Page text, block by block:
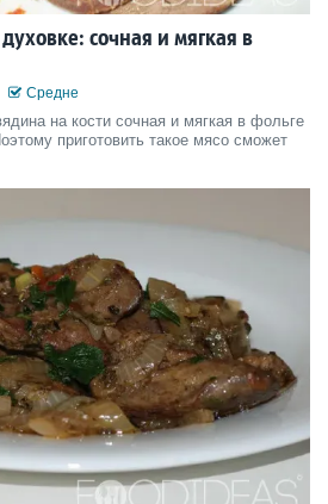
сочная и мягкая в
Средне
на кости сочная и мягкая в фольге
приготовить такое мясо сможет